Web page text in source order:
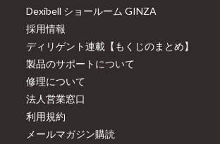
Dexibell ショールーム GINZA
採用情報
ディリゲント連載【もくじのまとめ】
製品のサポートについて
修理について
法人営業窓口
利用規約
メールマガジン購読